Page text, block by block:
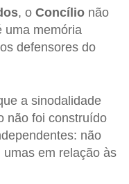
, o Concílio não
uma memória
defensores do
a sinodalidade
não foi construído
não
umas em relação às